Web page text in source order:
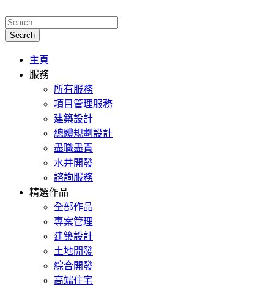
主頁
服務
所有服務
項目管理服務
建築設計
總體規劃設計
盡職盡責
水井開發
諮詢服務
精選作品
全部作品
專案管理
建築設計
土地開發
綜合開發
高端住宅